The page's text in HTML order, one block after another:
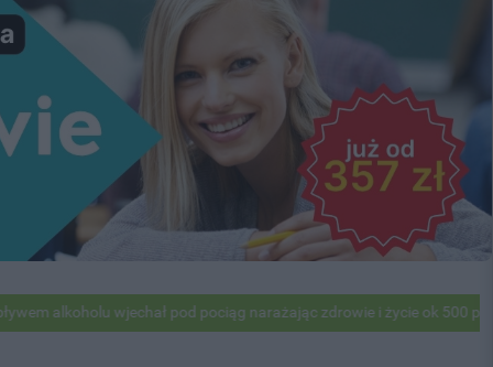
wjechał pod pociąg narażając zdrowie i życie ok 500